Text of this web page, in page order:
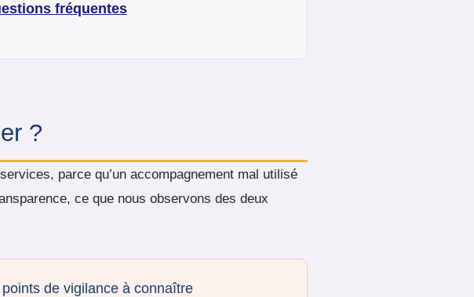
fréquentes
?
parce qu’un accompagnement mal utilisé
ce que nous observons des deux
points de vigilance à connaître